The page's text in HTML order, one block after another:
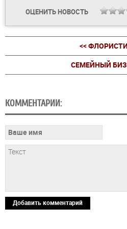
ОЦЕНИТЬ НОВОСТЬ
<<
СЕМЕЙНЫЙ
КОММЕНТАРИИ:
Добавить комментарий